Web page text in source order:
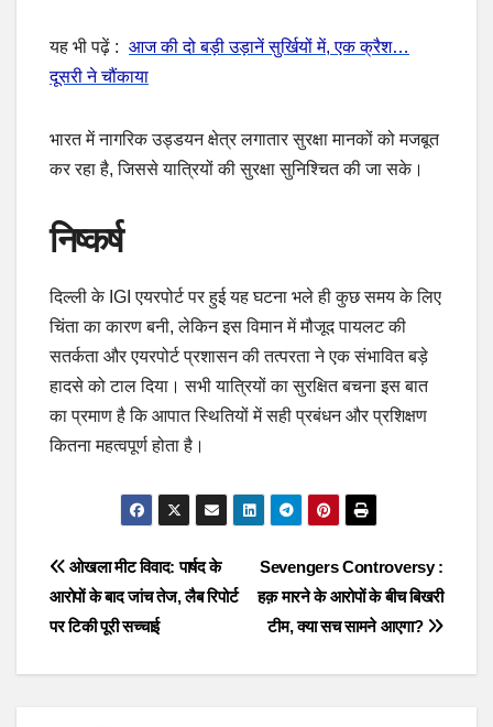
यह भी पढ़ें : आज की दो बड़ी उड़ानें सुर्खियों में, एक क्रैश…
दूसरी ने चौंकाया
भारत में नागरिक उड्डयन क्षेत्र लगातार सुरक्षा मानकों को मजबूत
कर रहा है, जिससे यात्रियों की सुरक्षा सुनिश्चित की जा सके।
निष्कर्ष
दिल्ली के IGI एयरपोर्ट पर हुई यह घटना भले ही कुछ समय के लिए
चिंता का कारण बनी, लेकिन इस विमान में मौजूद पायलट की
सतर्कता और एयरपोर्ट प्रशासन की तत्परता ने एक संभावित बड़े
हादसे को टाल दिया। सभी यात्रियों का सुरक्षित बचना इस बात
का प्रमाण है कि आपात स्थितियों में सही प्रबंधन और प्रशिक्षण
कितना महत्वपूर्ण होता है।
Post
navigation
Sevengers Controversy :
हक़ मारने के आरोपों के बीच बिखरी
टीम, क्या सच सामने आएगा?
ओखला मीट विवाद: पार्षद के
आरोपों के बाद जांच तेज, लैब रिपोर्ट
पर टिकी पूरी सच्चाई